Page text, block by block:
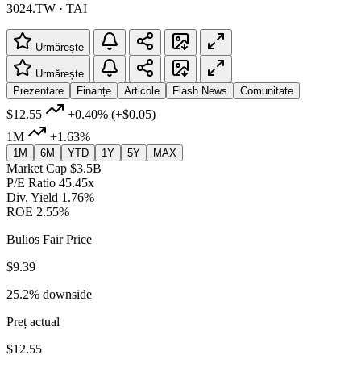
3024.TW · TAI
Urmărește
Urmărește
Prezentare
Finanțe Articole Flash News Comunitate
$12.55 +0.40% (+$0.05)
1M
+1.63%
1M 6M YTD 1Y 5Y MAX
Market Cap $3.5B
P/E Ratio 45.45x
Div. Yield 1.76%
ROE 2.55%
Bulios Fair Price
$9.39
25.2% downside
Preț actual
$12.55